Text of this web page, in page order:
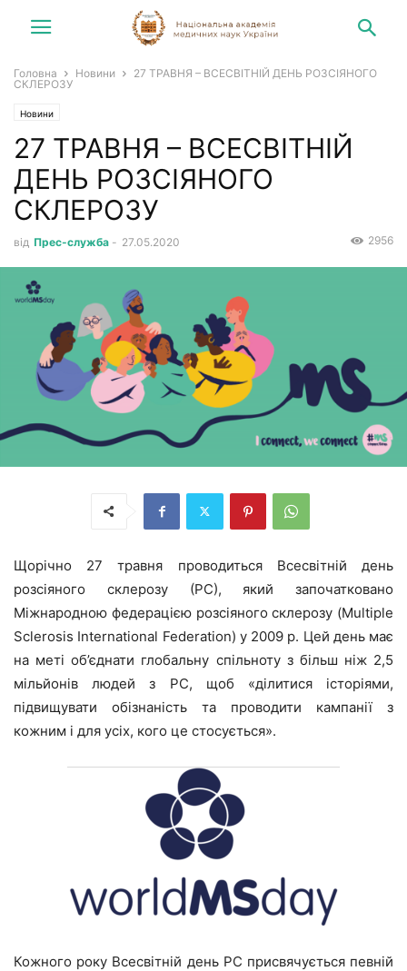
Головна Новини
27 ТРАВНЯ – ВСЕСВІТНІЙ ДЕНЬ РОЗСІЯНОГО
СКЛЕРОЗУ
Новини
27 ТРАВНЯ – ВСЕСВІТНІЙ
ДЕНЬ РОЗСІЯНОГО
СКЛЕРОЗУ
від Прес-служба - 27.05.2020 2956
Щорічно 27 травня проводиться Всесвітній день
розсіяного склерозу (РС), який започатковано
Міжнародною федерацією розсіяного склерозу (Multiple
Sclerosis International Federation) у 2009 р. Цей день має
на меті об’єднати глобальну спільноту з більш ніж 2,5
мільйонів людей з РС, щоб «ділитися історіями,
підвищувати обізнаність та проводити кампанії з
кожним і для усіх, кого це стосується».
Кожного року Всесвітній день РС присвячується певній